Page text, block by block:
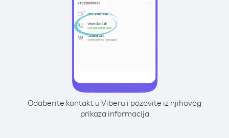
Odaberite kontakt u Viberu i pozovite iz njihovog
prikaza informacija